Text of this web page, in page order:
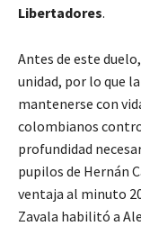
Libertadores.
Antes de este
unidad, por lo que
mantenerse con
colombianos
profundidad
pupilos de Hernán
ventaja al minuto
Zavala habilitó a